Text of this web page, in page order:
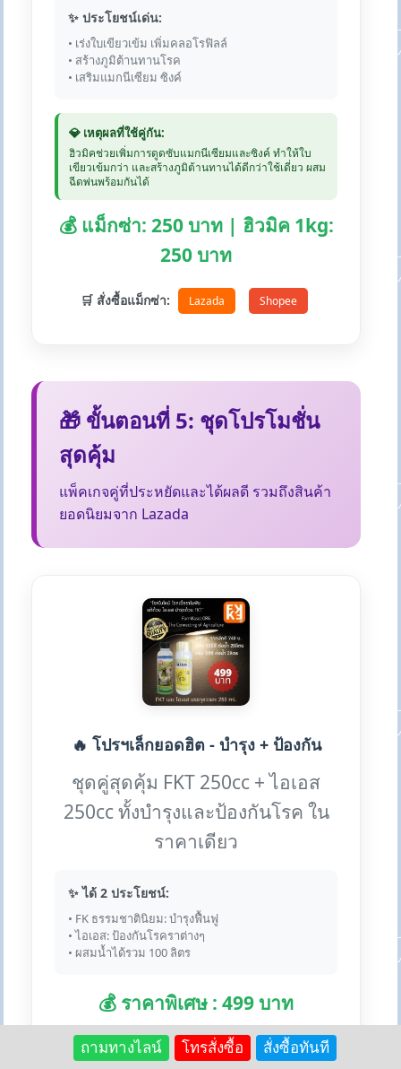
✨ ประโยชน์เด่น:
• เร่งใบเขียวเข้ม เพิ่มคลอโรฟิลล์
• สร้างภูมิต้านทานโรค
• เสริมแมกนีเซียม ซิงค์
💎 เหตุผลที่ใช้คู่กัน:
ฮิวมิคช่วยเพิ่มการดูดซับแมกนีเซียมและซิงค์ ทำให้ใบ
เขียวเข้มกว่า และสร้างภูมิต้านทานได้ดีกว่าใช้เดี่ยว ผสม
ฉีดพ่นพร้อมกันได้
💰 แม็กซ่า: 250 บาท | ฮิวมิค 1kg:
250 บาท
🛒 สั่งซื้อแม็กซ่า: Lazada Shopee
🎁 ขั้นตอนที่ 5: ชุดโปรโมชั่น
สุดคุ้ม
แพ็คเกจคู่ที่ประหยัดและได้ผลดี รวมถึงสินค้า
ยอดนิยมจาก Lazada
🔥 โปรฯเล็กยอดฮิต - บำรุง + ป้องกัน
ชุดคู่สุดคุ้ม FKT 250cc + ไอเอส
250cc ทั้งบำรุงและป้องกันโรค ใน
ราคาเดียว
✨ ได้ 2 ประโยชน์:
• FK ธรรมชาตินิยม: บำรุงฟื้นฟู
• ไอเอส: ป้องกันโรคราต่างๆ
• ผสมน้ำได้รวม 100 ลิตร
💰 ราคาพิเศษ : 499 บาท
(ปกติ 740 บาท ประหยัด 241 บาท!)
ถามทางไลน์ โทรสั่งซื้อ สั่งซื้อทันที